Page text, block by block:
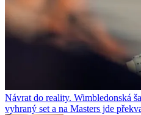
Návrat do reality. Wimbledonská
vyhraný set a na Masters jde